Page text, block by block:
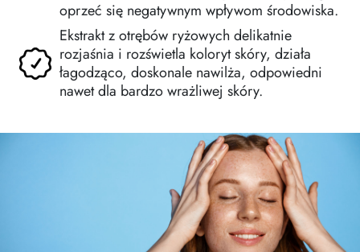
oprzeć się negatywnym wpływom środowiska.
Ekstrakt z otrębów ryżowych delikatnie
rozjaśnia i rozświetla koloryt skóry, działa
łagodząco, doskonale nawilża, odpowiedni
nawet dla bardzo wrażliwej skóry.